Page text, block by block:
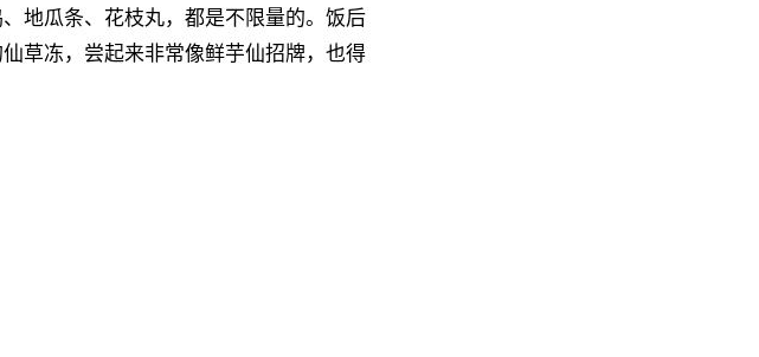
地瓜条、花枝丸，都是不限量的。饭后
草冻，尝起来非常像鲜芋仙招牌，也得